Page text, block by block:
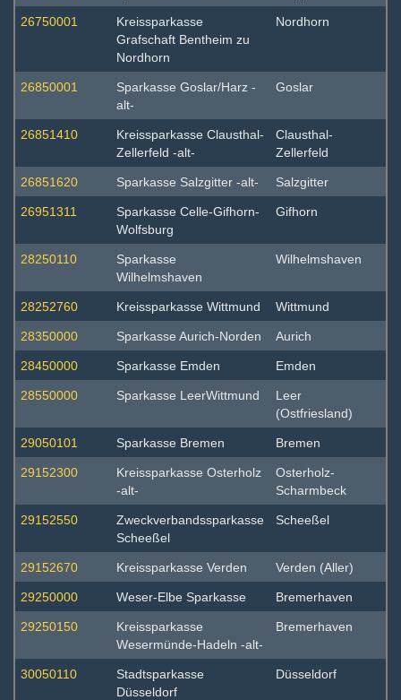
26750001
Kreissparkasse
Grafschaft Bentheim zu
Nordhorn
Nordhorn
26850001
Sparkasse Goslar/Harz -
alt-
Goslar
26851410
Kreissparkasse Clausthal-
Zellerfeld -alt-
Clausthal-
Zellerfeld
26851620 Sparkasse Salzgitter -alt- Salzgitter
26951311
Sparkasse Celle-Gifhorn-
Wolfsburg
Gifhorn
28250110
Sparkasse
Wilhelmshaven
Wilhelmshaven
28252760 Kreissparkasse Wittmund Wittmund
28350000 Sparkasse Aurich-Norden Aurich
28450000 Sparkasse Emden Emden
28550000 Sparkasse LeerWittmund
Leer
(Ostfriesland)
29050101 Sparkasse Bremen Bremen
29152300
Kreissparkasse Osterholz
-alt-
Osterholz-
Scharmbeck
29152550
Zweckverbandssparkasse
Scheeßel
Scheeßel
29152670 Kreissparkasse Verden Verden (Aller)
29250000 Weser-Elbe Sparkasse Bremerhaven
29250150
Kreissparkasse
Wesermünde-Hadeln -alt-
Bremerhaven
30050110
Stadtsparkasse
Düsseldorf
Düsseldorf